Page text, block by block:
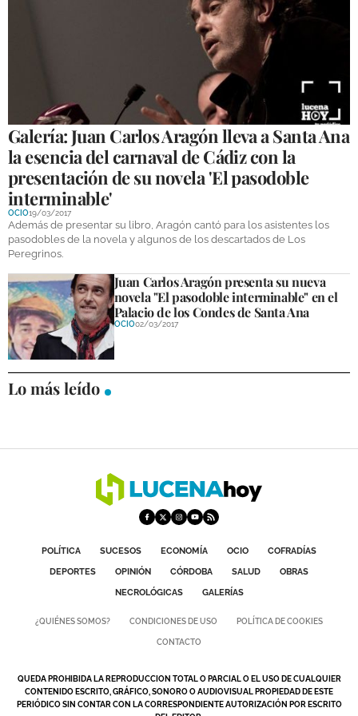
Galería: Juan Carlos Aragón lleva a Santa Ana
la esencia del carnaval de Cádiz con la
presentación de su novela 'El pasodoble
interminable'
OCIO19/03/2017
Además de presentar su libro, Aragón cantó para los asistentes los
pasodobles de la novela y algunos de los descartados de Los
Peregrinos.
Juan Carlos Aragón presenta su nueva
novela "El pasodoble interminable" en el
Palacio de los Condes de Santa Ana
OCIO02/03/2017
Lo más leído
POLÍTICA SUCESOS ECONOMÍA OCIO
COFRADÍAS
DEPORTES
OPINIÓN CÓRDOBA SALUD
OBRAS
NECROLÓGICAS
GALERÍAS
¿QUIÉNES SOMOS? CONDICIONES DE USO POLÍTICA DE COOKIES
CONTACTO
QUEDA PROHIBIDA LA REPRODUCCION TOTAL O PARCIAL O EL USO DE CUALQUIER
CONTENIDO ESCRITO, GRÁFICO, SONORO O AUDIOVISUAL PROPIEDAD DE ESTE
PERIÓDICO SIN CONTAR CON LA CORRESPONDIENTE AUTORIZACIÓN POR ESCRITO